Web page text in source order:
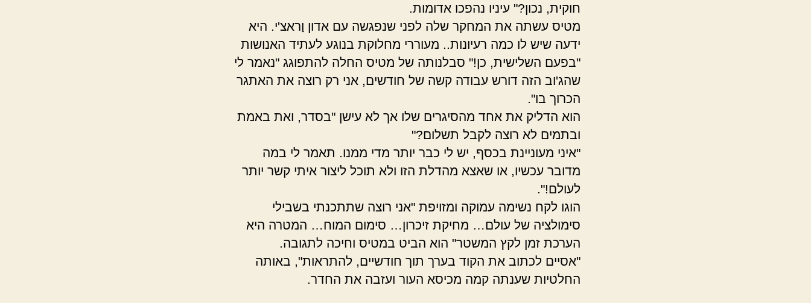
חוקית, נכון?" עיניו נהפכו אדומות.
מטיס עשתה את המחקר שלה לפני שנפגשה עם אדון וַראצ'י. היא
ידעה שיש לו כמה רעיונות.. מעוררי מחלוקת בנוגע לעתיד האנושות
"בפעם השלישית, כן!" סבלנותה של מטיס החלה להתפוגג "נאמר לי
שהג'וב הזה דורש עבודה קשה של חודשים, אני רק רוצה את האתגר
הכרוך בו".
הוא הדליק את אחד מהסיגרים שלו אך לא עישן "בסדר, ואת באמת
ובתמים לא רוצה לקבל תשלום?"
"איני מעוניינת בכסף, יש לי כבר יותר מדי ממנו. תאמר לי במה
מדובר עכשיו, או שאצא מהדלת הזו ולא תוכל ליצור איתי קשר יותר
לעולם!".
הוגו לקח נשימה עמוקה ומזויפת "אני רוצה שתתכנתי בשבילי
סימולציה של עולם… מחיקת זיכרון… סימום המוח… המטרה היא
הערכת זמן לקץ המשטר" הוא הביט במטיס וחיכה לתגובה.
"אסיים לכתוב את הקוד בערך תוך חודשיים, להתראות", באותה
החלטיות שענתה קמה מכיסא העור ועזבה את החדר.